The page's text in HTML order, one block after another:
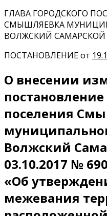
ГЛАВА ГОРОДСКОГО
СМЫШЛЯЕВКА
ВОЛЖСКИЙ САМАРСКОЙ
ПОСТАНОВЛЕНИЕ от
О внесении
поселения
Волжский
03.10.2017 № 690
«Об
межевания